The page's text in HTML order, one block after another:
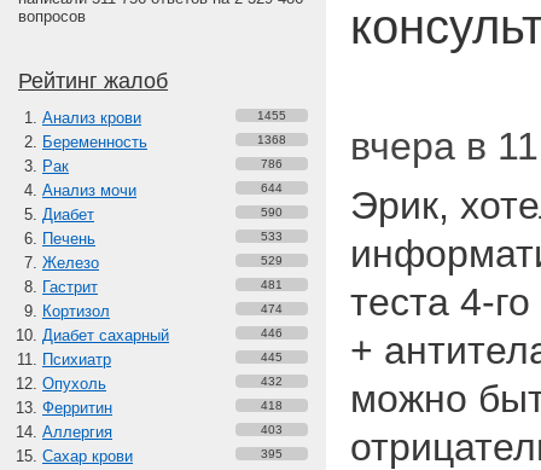
вопросов
Рейтинг жалоб
Анализ крови 1455
Беременность 1368
Рак 786
Анализ мочи 644
Диабет 590
Печень 533
Железо 529
Гастрит 481
Кортизол 474
Диабет сахарный 446
Психиатр 445
Опухоль 432
Ферритин 418
Аллергия 403
Сахар крови 395
вчера в
Эрик,
теста 4-
+
можно